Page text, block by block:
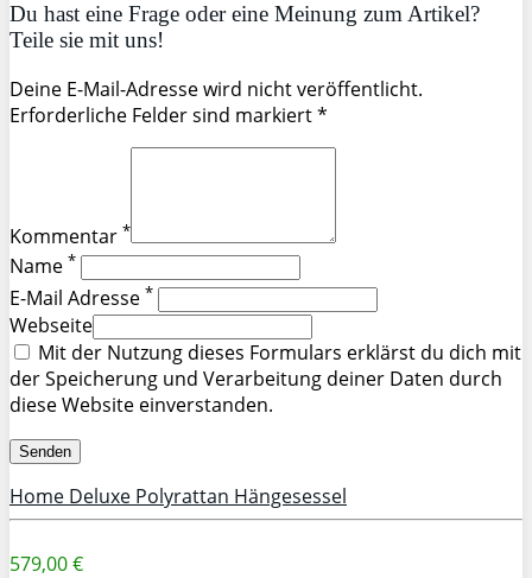
Du hast eine Frage oder eine Meinung zum Artikel?
Teile sie mit uns!
Deine E-Mail-Adresse wird nicht veröffentlicht.
Erforderliche Felder sind markiert *
Kommentar *
Name *
E-Mail Adresse *
Webseite
Mit der Nutzung dieses Formulars erklärst du dich mit
der Speicherung und Verarbeitung deiner Daten durch
diese Website einverstanden.
Home Deluxe Polyrattan Hängesessel
579,00 €